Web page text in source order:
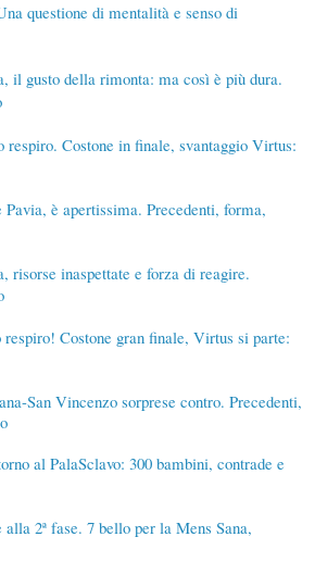
questione di mentalità e senso di
il gusto della rimonta: ma così è più dura.
Costone in finale, svantaggio Virtus:
è apertissima. Precedenti, forma,
risorse inaspettate e forza di reagire.
Costone gran finale, Virtus si parte:
San Vincenzo sorprese contro. Precedenti,
al PalaSclavo: 300 bambini, contrade e
2ª fase. 7 bello per la Mens Sana,